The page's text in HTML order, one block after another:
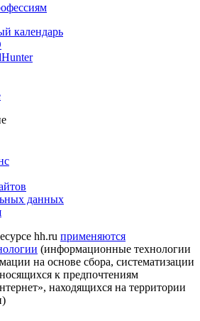
календарь
данных
hh.ru применяются
(информационные технологии
на основе сбора, систематизации
к предпочтениям
находящихся на территории